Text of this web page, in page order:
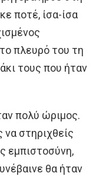
ποτέ, ίσα-ίσα
πλευρό του τη
τους που ήταν
πολύ ώριμος.
στηριχθείς
εμπιστοσύνη,
θα ήταν